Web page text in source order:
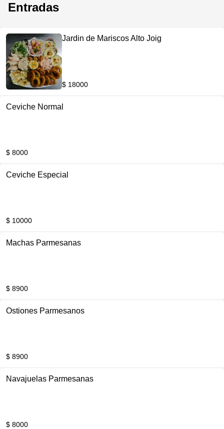
Entradas
Jardin de Mariscos Alto Joig
$ 18000
Ceviche Normal
$ 8000
Ceviche Especial
$ 10000
Machas Parmesanas
$ 8900
Ostiones Parmesanos
$ 8900
Navajuelas Parmesanas
$ 8000